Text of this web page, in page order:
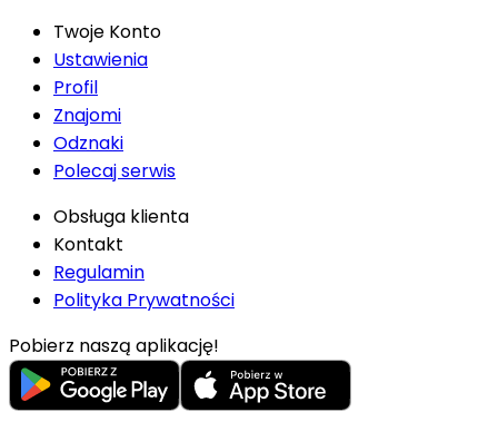
Twoje Konto
Ustawienia
Profil
Znajomi
Odznaki
Polecaj serwis
Obsługa klienta
Kontakt
Regulamin
Polityka Prywatności
Pobierz naszą aplikację!